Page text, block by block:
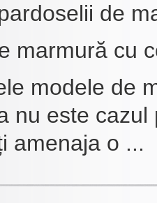
de
marmură cu
modele de
nu este cazul
amenaja o ...